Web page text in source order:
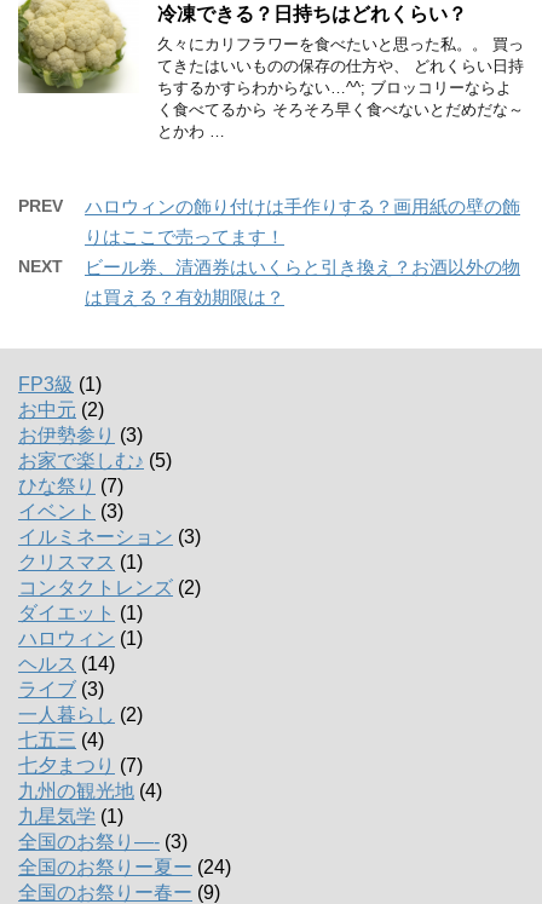
冷凍できる？日持ちはどれくらい？
久々にカリフラワーを食べたいと思った私。。 買っ
てきたはいいものの保存の仕方や、 どれくらい日持
ちするかすらわからない…^^; ブロッコリーならよ
く食べてるから そろそろ早く食べないとだめだな～
とかわ …
PREV
ハロウィンの飾り付けは手作りする？画用紙の壁の飾
りはここで売ってます！
NEXT
ビール券、清酒券はいくらと引き換え？お酒以外の物
は買える？有効期限は？
FP3級 (1)
お中元 (2)
お伊勢参り (3)
お家で楽しむ♪ (5)
ひな祭り (7)
イベント (3)
イルミネーション (3)
クリスマス (1)
コンタクトレンズ (2)
ダイエット (1)
ハロウィン (1)
ヘルス (14)
ライブ (3)
一人暮らし (2)
七五三 (4)
七夕まつり (7)
九州の観光地 (4)
九星気学 (1)
全国のお祭り―- (3)
全国のお祭りー夏ー (24)
全国のお祭りー春ー (9)